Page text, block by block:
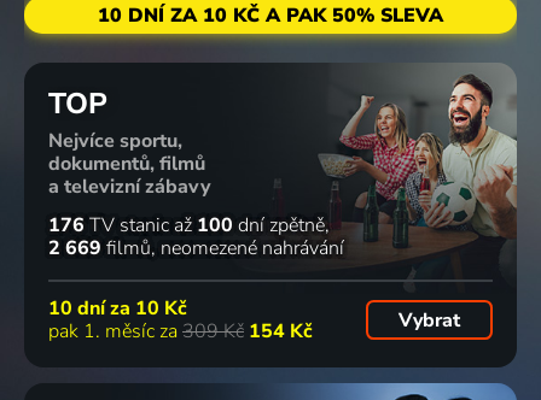
10 DNÍ ZA 10 KČ A PAK 50% SLEVA
TOP
Nejvíce sportu,
dokumentů, filmů
a televizní zábavy
176 TV stanic až 100 dní zpětně
2 669 filmů neomezené nahrávání
10 dní za 10 Kč
pak 1. měsíc za 309 Kč 154 Kč Vybrat